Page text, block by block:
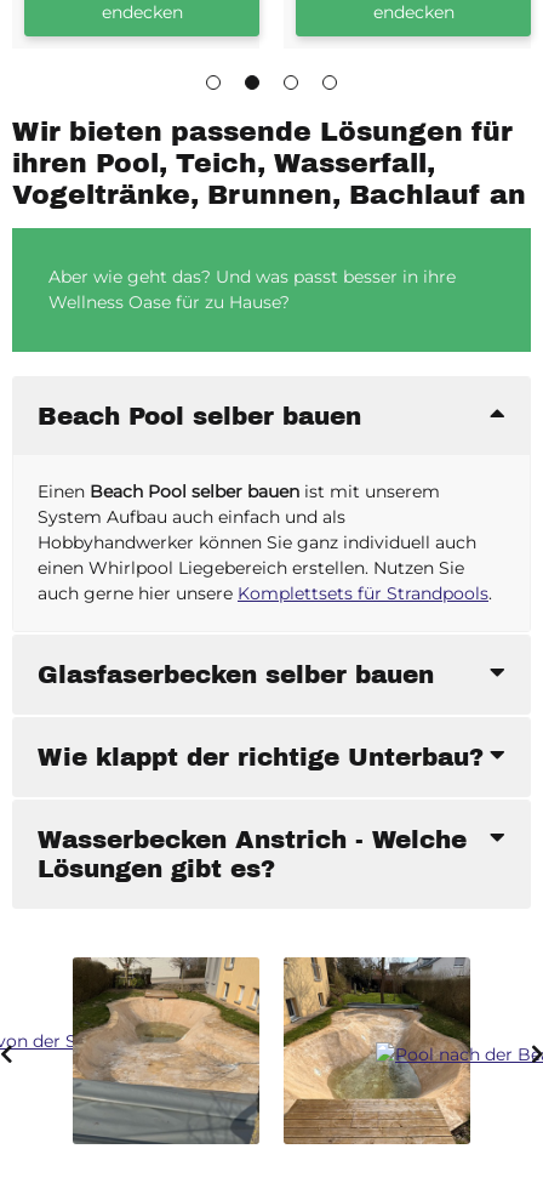
endecken
endecken
Wir bieten passende Lösungen für
ihren Pool, Teich, Wasserfall,
Vogeltränke, Brunnen, Bachlauf an
Aber wie geht das? Und was passt besser in ihre
Wellness Oase für zu Hause?
Beach Pool selber bauen
Einen Beach Pool selber bauen ist mit unserem
System Aufbau auch einfach und als
Hobbyhandwerker können Sie ganz individuell auch
einen Whirlpool Liegebereich erstellen. Nutzen Sie
auch gerne hier unsere Komplettsets für Strandpools.
Glasfaserbecken selber bauen
Wie klappt der richtige Unterbau?
Wasserbecken Anstrich - Welche
Lösungen gibt es?